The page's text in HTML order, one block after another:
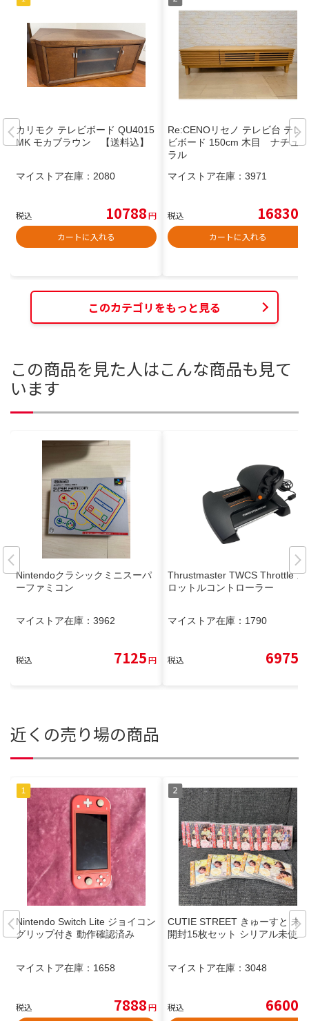
カリモク テレビボード QU4015
MK モカブラウン 【送料込】
マイストア在庫： 2080
税込 10788円
カートに入れる
Re:CENOリセノ テレビ台 テレ
ビボード 150cm 木目 ナチュ
ラル
マイストア在庫： 3971
税込 16830
カートに入れる
このカテゴリをもっと見る
この商品を見た人はこんな商品も見て
います
Nintendoクラシックミニスーパ
ーファミコン
マイストア在庫： 3962
税込 7125円
Thrustmaster TWCS Throttle ス
ロットルコントローラー
マイストア在庫： 1790
税込 6975
近くの売り場の商品
Nintendo Switch Lite ジョイコン
グリップ付き 動作確認済み
マイストア在庫： 1658
税込 7888円
CUTIE STREET きゅーすと 未
開封15枚セット シリアル未使用
マイストア在庫： 3048
税込 6600